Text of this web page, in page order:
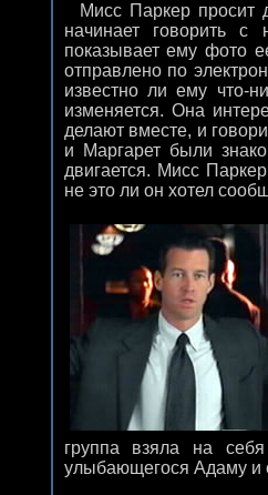
Мисс Паркер просит
начинает говорить
показывает ему фото
отправлено по
известно ли ему что-
изменяется. Она
делают вместе, и
и Маргарет были
двигается. Мисс
не это ли он хотел
группа взяла на
улыбающегося Адаму и